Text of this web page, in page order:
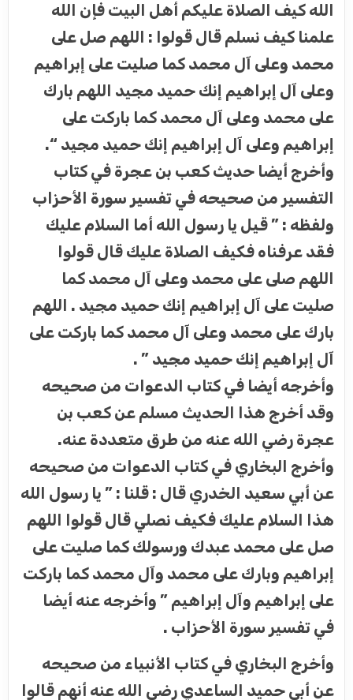
الله كيف الصلاة عليكم أهل البيت فإن الله
علمنا كيف نسلم قال قولوا : اللهم صل على
محمد وعلى آل محمد كما صليت على إبراهيم
وعلى آل إبراهيم إنك حميد مجيد اللهم بارك
على محمد وعلى آل محمد كما باركت على
إبراهيم وعلى آل إبراهيم إنك حميد مجيد “.
وأخرج أيضا حديث كعب بن عجرة في كتاب
التفسير من صحيحه في تفسير سورة الأحزاب
ولفظه : ” قيل يا رسول الله أما السلام عليك
فقد عرفناه فكيف الصلاة عليك قال قولوا
اللهم صلى على محمد وعلى آل محمد كما
صليت على آل إبراهيم إنك حميد مجيد . اللهم
بارك على محمد وعلى آل محمد كما باركت على
آل إبراهيم إنك حميد مجيد ” .
وأخرجه أيضا في كتاب الدعوات من صحيحه
وقد أخرج هذا الحديث مسلم عن كعب بن
عجرة رضي الله عنه من طرق متعددة عنه.
وأخرج البخاري في كتاب الدعوات من صحيحه
عن أبي سعيد الخدري قال : قلنا : ” يا رسول الله
هذا السلام عليك فكيف نصلي قال قولوا اللهم
صل على محمد عبدك ورسولك كما صليت على
إبراهيم وبارك على محمد وآل محمد كما باركت
على إبراهيم وآل إبراهيم ” وأخرجه عنه أيضا
في تفسير سورة الأحزاب .
وأخرج البخاري في كتاب الأنبياء من صحيحه
عن أبي حميد الساعدي رضي الله عنه أنهم قالوا